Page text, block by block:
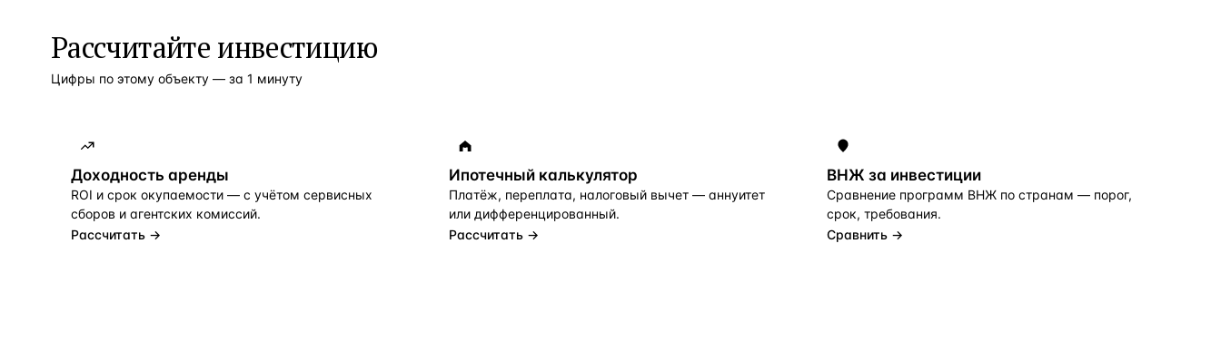
Рассчитайте инвестицию
Цифры по этому объекту — за 1 минуту
Доходность аренды
ROI и срок окупаемости — с учётом сервисных
сборов и агентских комиссий.
Рассчитать →
Ипотечный калькулятор
Платёж, переплата, налоговый вычет — аннуитет
или дифференцированный.
Рассчитать →
ВНЖ за инвестиции
Сравнение программ ВНЖ по странам — порог,
срок, требования.
Сравнить →